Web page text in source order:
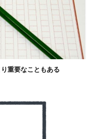
重要なこともある